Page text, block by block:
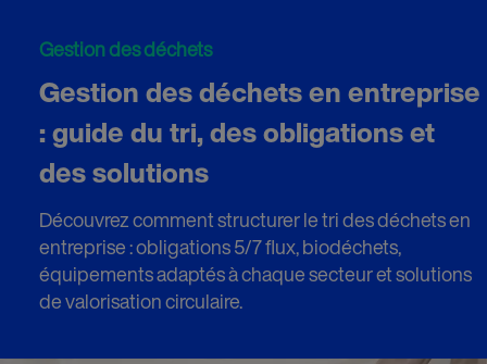
Gestion des déchets
Gestion des déchets en entreprise
: guide du tri, des obligations et
des solutions
Découvrez comment structurer le tri des déchets en
entreprise : obligations 5/7 flux, biodéchets,
équipements adaptés à chaque secteur et solutions
de valorisation circulaire.